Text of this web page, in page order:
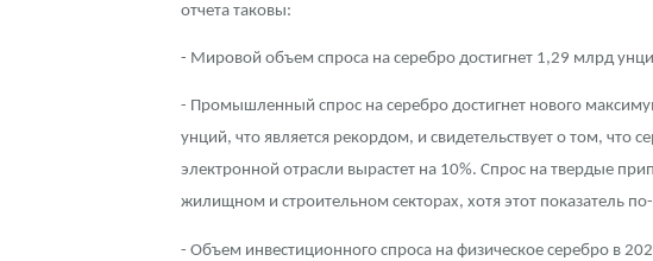
Аксессуары
Гарри Поттер
Памятка для работы с монетами из драгметаллов
Условия возврата
Скупка слитков
Наши преимущества
Письмо директору
отчета таковы:
- Мировой объем спроса на серебро достигнет 1,29 млрд
- Промышленный спрос на серебро достигнет нового
унций, что является рекордом, и свидетельствует о том,
электронной отрасли вырастет на 10%. Спрос на твердые
жилищном и строительном секторах, хотя этот показатель
- Объем инвестиционного спроса на физическое серебро в